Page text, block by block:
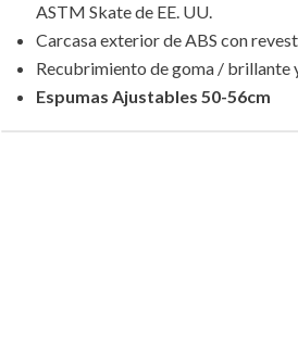
ASTM Skate de EE. UU.
Carcasa exterior de ABS con
Recubrimiento de goma / brillante
Espumas Ajustables 50-56cm